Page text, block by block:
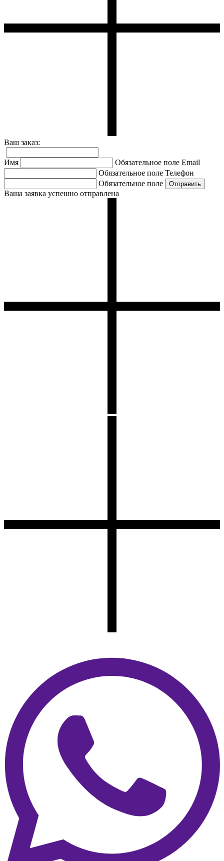
Ваш заказ:
Имя Обязательное поле Email
Обязательное поле Телефон
Обязательное поле
Ваша заявка успешно отправлена